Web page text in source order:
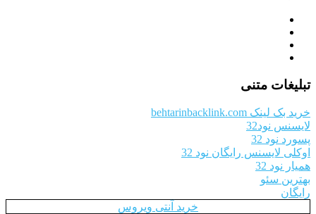
تبلیغات متنی
خرید بک لینک behtarinbacklink.com
لایسنس نود32
پسورد نود 32
اوکلی لایسنس رایگان نود 32
همیار نود 32
بهترین سئو
رایگان
خرید آنتی ویروس